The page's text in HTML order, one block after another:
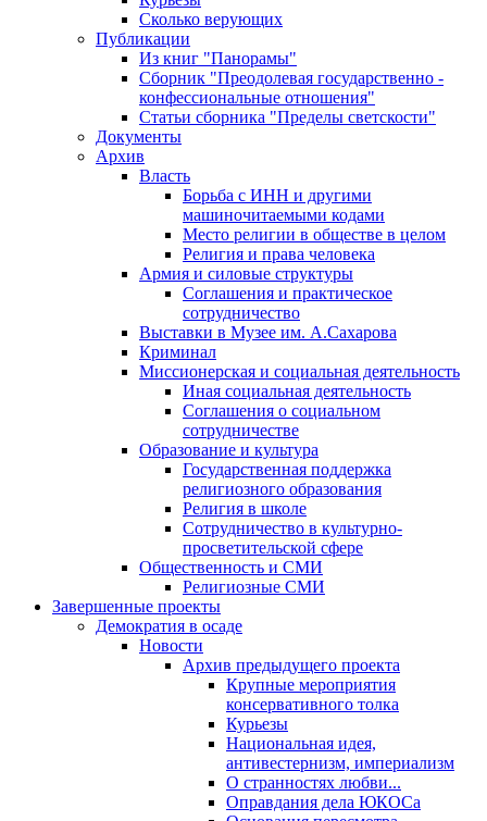
Сколько верующих
Публикации
Из книг "Панорамы"
Сборник "Преодолевая государственно -
конфессиональные отношения"
Статьи сборника "Пределы светскости"
Документы
Архив
Власть
Борьба с ИНН и другими
машиночитаемыми кодами
Место религии в обществе в целом
Религия и права человека
Армия и силовые структуры
Соглашения и практическое
сотрудничество
Выставки в Музее им. А.Сахарова
Криминал
Миссионерская и социальная деятельность
Иная социальная деятельность
Соглашения о социальном
сотрудничестве
Образование и культура
Государственная поддержка
религиозного образования
Религия в школе
Сотрудничество в культурно-
просветительской сфере
Общественность и СМИ
Религиозные СМИ
Завершенные проекты
Демократия в осаде
Новости
Архив предыдущего проекта
Крупные мероприятия
консервативного толка
Курьезы
Национальная идея,
антивестернизм, империализм
О странностях любви...
Оправдания дела ЮКОСа